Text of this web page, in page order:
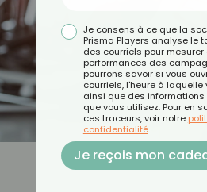
Je consens à ce que la
Prisma Players analyse le
des courriels pour
performances des
pourrons savoir si vous
courriels, l'heure à laquelle
ainsi que des informations
que vous utilisez. Pour en
ces traceurs, voir notre
confidentialité.
Je reçois mon